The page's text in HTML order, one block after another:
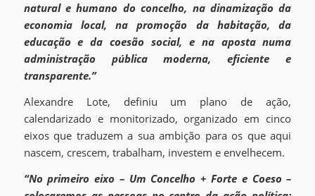
natural e humano do concelho, na dinamização da
economia local, na promoção da habitação, da
educação e da coesão social, e na aposta numa
administração pública moderna, eficiente e
transparente.”
Alexandre Lote, definiu um plano de ação,
calendarizado e monitorizado, organizado em cinco
eixos que traduzem a sua ambição para os que aqui
nascem, crescem, trabalham, investem e envelhecem.
“No primeiro eixo – Um Concelho + Forte e Coeso –